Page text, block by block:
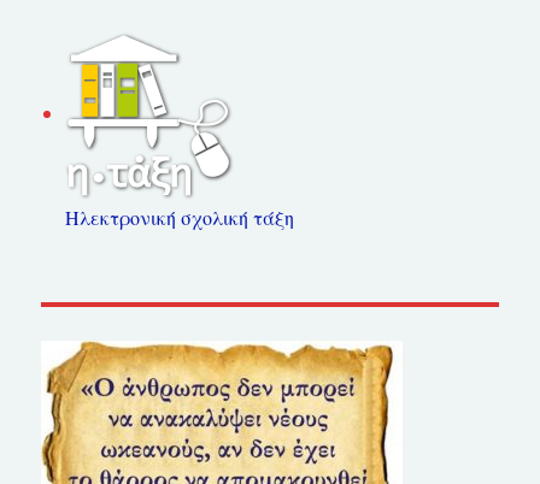
Ηλεκτρονική σχολική τάξη